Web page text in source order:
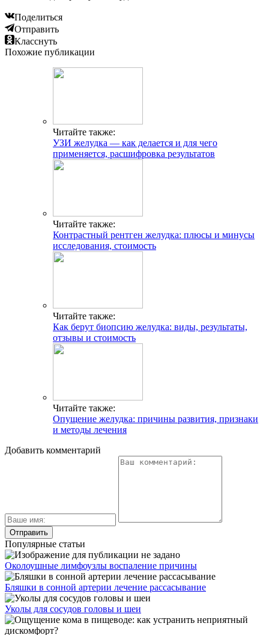
Поделиться
Отправить
Класснуть
Похожие публикации
Читайте также:
УЗИ желудка — как делается и для чего
применяется, расшифровка результатов
Читайте также:
Контрастный рентген желудка: плюсы и минусы
исследования, стоимость
Читайте также:
Как берут биопсию желудка: виды, результаты,
отзывы и стоимость
Читайте также:
Опущение желудка: причины развития, признаки
и методы лечения
Добавить комментарий
Популярные статьи
Околоушные лимфоузлы воспаление причины
Бляшки в сонной артерии лечение рассасывание
Уколы для сосудов головы и шеи